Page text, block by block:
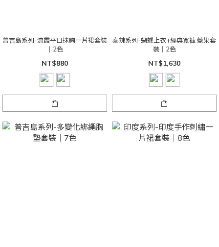
普吉島系列-流霞平口抹胸一片裙套裝
｜2色
NT$880
泰辣系列-蝴蝶上衣+經典寬褲 藍染套
裝｜2色
NT$1,630